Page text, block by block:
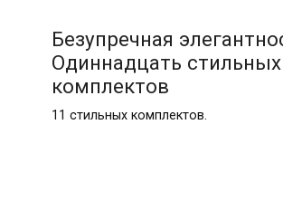
Безупречная
Одиннадцать стильных
комплектов
11 стильных комплектов.